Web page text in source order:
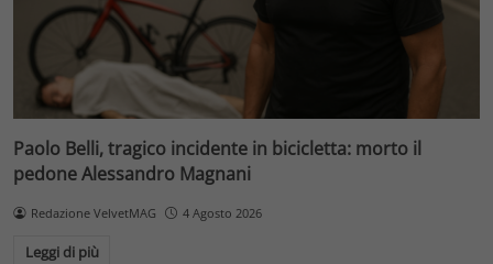
Paolo Belli, tragico incidente in bicicletta: morto il
pedone Alessandro Magnani
Redazione VelvetMAG 4 Agosto 2026
Leggi di più